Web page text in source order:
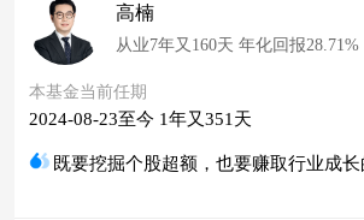
高楠
从业7年又160天 年化回报28.71%
本基金当前任期
2024-08-23至今 1年又351天
既要挖掘个股超额，也要赚取行业成长